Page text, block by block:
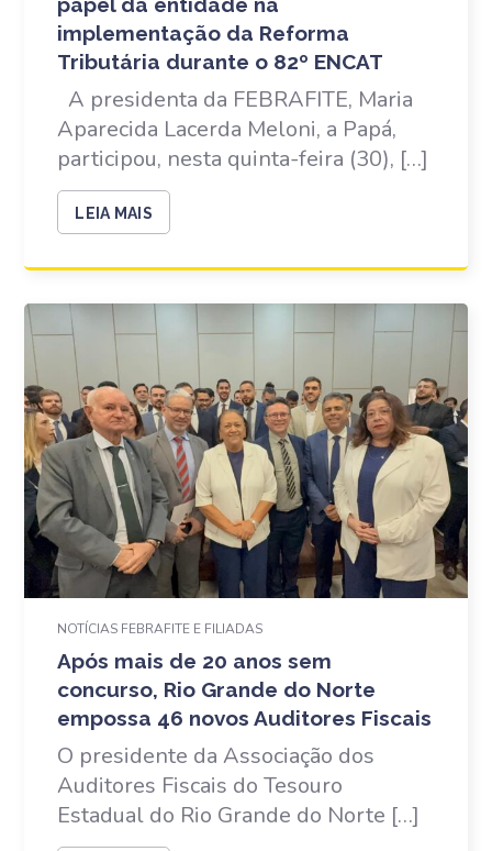
implementação da Reforma
Tributária durante o 82º ENCAT
A presidenta da FEBRAFITE, Maria
Aparecida Lacerda Meloni, a Papá,
participou, nesta quinta-feira (30), […]
LEIA MAIS
NOTÍCIAS FEBRAFITE E FILIADAS
Após mais de 20 anos sem
concurso, Rio Grande do Norte
empossa 46 novos Auditores Fiscais
O presidente da Associação dos
Auditores Fiscais do Tesouro
Estadual do Rio Grande do Norte […]